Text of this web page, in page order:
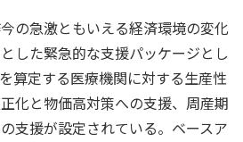
の急激ともいえる経済環境の変化
した緊急的な支援パッケージとし
算定する医療機関に対する生産性
化と物価高対策への支援、周産期
支援が設定されている。ベースア